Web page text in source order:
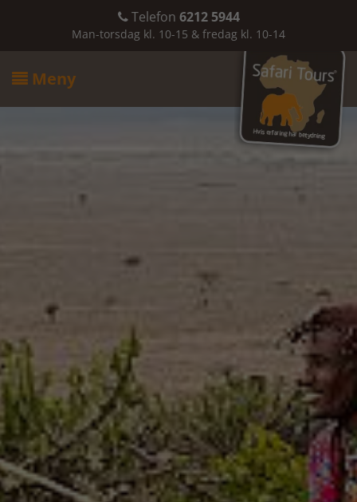
Telefon 6212 5944
Man-torsdag kl. 10-15 & fredag kl. 10-14
 Meny